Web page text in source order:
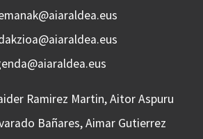
Ramirez Martin, Aitor Aspuru
Bañares, Aimar Gutierrez